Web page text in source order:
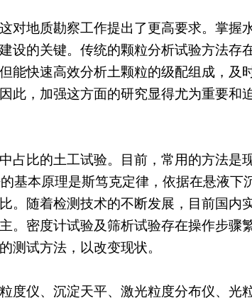
对地质勘察工作提出了更高要求。掌握
设的关键。传统的颗粒分析试验方法存
能快速高效分析土颗粒的级配组成，及
，加强这方面的研究显得尤为重要和迫
占比的土工试验。目前，常用的方法是
基本原理是斯笃克定律，依据在悬液下
。随着检测技术的不断发展，目前国内
。密度计试验及筛析试验存在操作步骤
测试方法，以改变现状。
度仪、沉淀天平、激光粒度分布仪、光